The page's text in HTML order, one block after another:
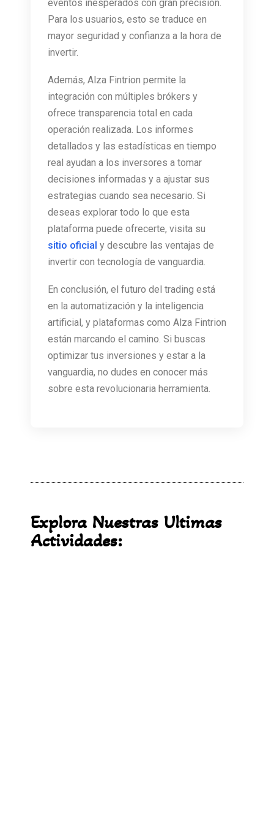
eventos inesperados con gran precisión.
Para los usuarios, esto se traduce en
mayor seguridad y confianza a la hora de
invertir.
Además, Alza Fintrion permite la
integración con múltiples brókers y
ofrece transparencia total en cada
operación realizada. Los informes
detallados y las estadísticas en tiempo
real ayudan a los inversores a tomar
decisiones informadas y a ajustar sus
estrategias cuando sea necesario. Si
deseas explorar todo lo que esta
plataforma puede ofrecerte, visita su
sitio oficial y descubre las ventajas de
invertir con tecnología de vanguardia.
En conclusión, el futuro del trading está
en la automatización y la inteligencia
artificial, y plataformas como Alza Fintrion
están marcando el camino. Si buscas
optimizar tus inversiones y estar a la
vanguardia, no dudes en conocer más
sobre esta revolucionaria herramienta.
Explora Nuestras Ultimas
Actividades: